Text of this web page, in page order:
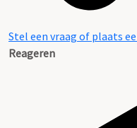
Stel een vraag of plaats
Reageren